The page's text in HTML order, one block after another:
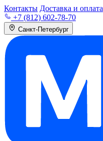
Контакты Доставка и оплата
+7 (812) 602-78-70
Санкт-Петербург